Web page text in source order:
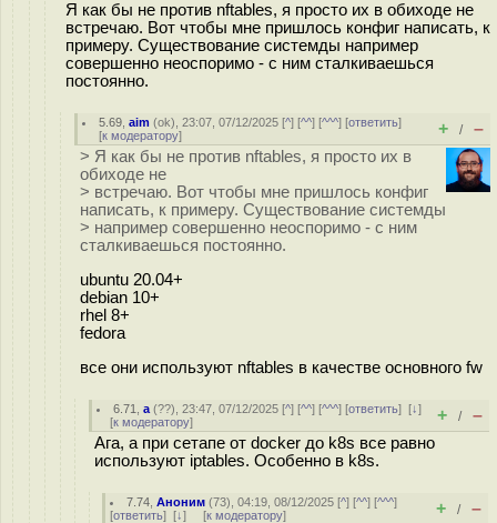
Я как бы не против nftables, я просто их в обиходе не
встречаю. Вот чтобы мне пришлось конфиг написать, к
примеру. Существование системды например
совершенно неоспоримо - с ним сталкиваешься
постоянно.
5.69 ,aim (ok), 23:07, 07/12/2025 [^] [^^] [^^^] [ответить]
[к модератору] + / –
> Я как бы не против nftables, я просто их в
обиходе не
> встречаю. Вот чтобы мне пришлось конфиг
написать, к примеру. Существование системды
> например совершенно неоспоримо - с ним
сталкиваешься постоянно.
ubuntu 20.04+
debian 10+
rhel 8+
fedora
все они используют nftables в качестве основного fw
6.71 ,a (??), 23:47, 07/12/2025 [^] [^^] [^^^] [ответить][↓]
[к модератору] + / –
Ага, а при сетапе от docker до k8s все равно
используют iptables. Особенно в k8s.
7.74 ,Аноним (73), 04:19, 08/12/2025 [^] [^^] [^^^]
[ответить] [↓] [к модератору] + / –